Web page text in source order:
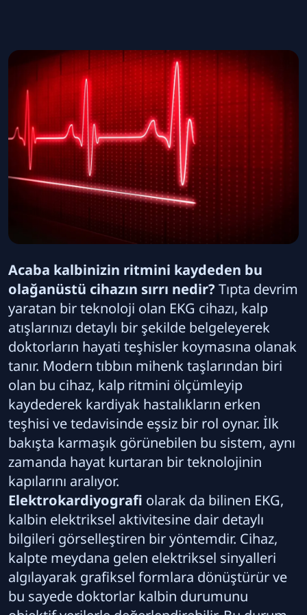
Acaba kalbinizin ritmini kaydeden bu
olağanüstü cihazın sırrı nedir? Tıpta devrim
yaratan bir teknoloji olan EKG cihazı, kalp
atışlarınızı detaylı bir şekilde belgeleyerek
doktorların hayati teşhisler koymasına olanak
tanır. Modern tıbbın mihenk taşlarından biri
olan bu cihaz, kalp ritmini ölçümleyip
kaydederek kardiyak hastalıkların erken
teşhisi ve tedavisinde eşsiz bir rol oynar. İlk
bakışta karmaşık görünebilen bu sistem, aynı
zamanda hayat kurtaran bir teknolojinin
kapılarını aralıyor.
Elektrokardiyografi olarak da bilinen EKG,
kalbin elektriksel aktivitesine dair detaylı
bilgileri görselleştiren bir yöntemdir. Cihaz,
kalpte meydana gelen elektriksel sinyalleri
algılayarak grafiksel formlara dönüştürür ve
bu sayede doktorlar kalbin durumunu